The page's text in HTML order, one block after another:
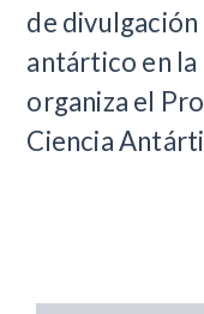
de
antártico en la
organiza el
Ciencia